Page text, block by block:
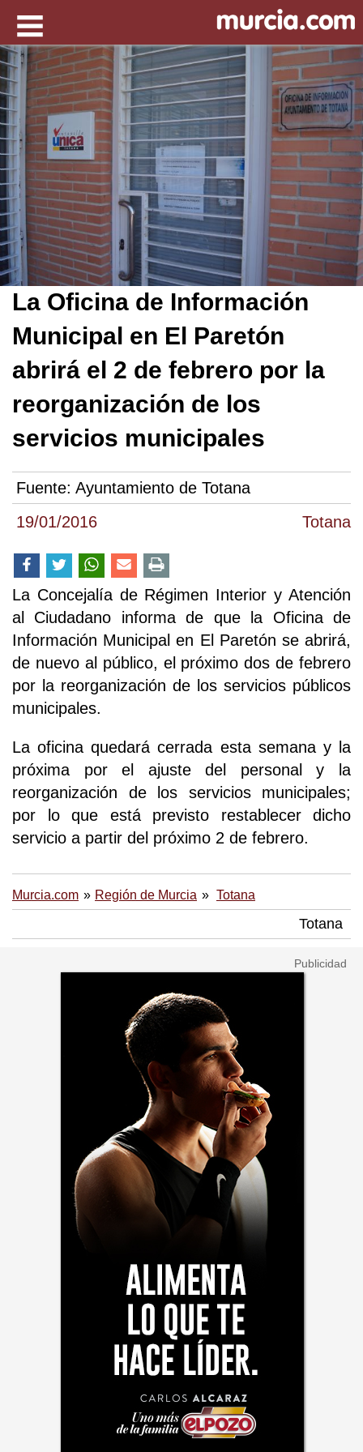
19/01/2016 Totana
La Oficina de Información
Municipal en El Paretón
abrirá el 2 de febrero por la
reorganización de los
servicios municipales
Fuente: Ayuntamiento de Totana
La Concejalía de Régimen Interior y Atención
al Ciudadano informa de que la Oficina de
Información Municipal en El Paretón se abrirá,
de nuevo al público, el próximo dos de febrero
por la reorganización de los servicios públicos
municipales.
La oficina quedará cerrada esta semana y la
próxima por el ajuste del personal y la
reorganización de los servicios municipales;
por lo que está previsto restablecer dicho
servicio a partir del próximo 2 de febrero.
Murcia.com Región de Murcia Totana
Totana